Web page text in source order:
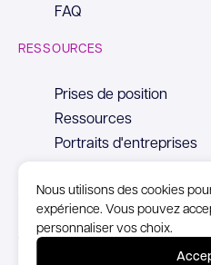
Nous utilisons des cookies
expérience. Vous pouvez
personnaliser vos choix.
FAQ
RESSOURCES
Prises de position
Ressources
Portraits d'entreprises
© Copyright Syntec, 2026